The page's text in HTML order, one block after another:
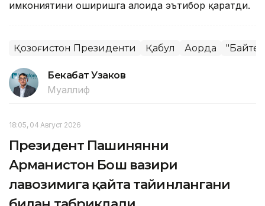
имкониятини оширишга алоҳида эътибор қаратди.
Қозоғистон Президенти Қабул Ақорда
Бекабат Узаков
Муаллиф
18:05, 04 Август 2026
Президент Пашинянни
Арманистон Бош вазири
лавозимига қайта тайинлангани